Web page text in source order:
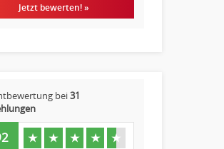
Jetzt bewerten! »
bei31
★ ★ ★ ★ ★